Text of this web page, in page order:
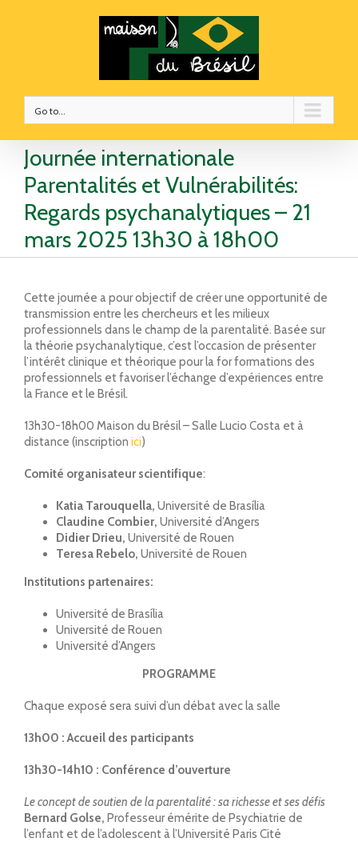
Go to...
Journée internationale
Parentalités et Vulnérabilités:
Regards psychanalytiques – 21
mars 2025 13h30 à 18h00
Cette journée a pour objectif de créer une opportunité de
transmission entre les chercheurs et les milieux
professionnels dans le champ de la parentalité. Basée sur
la théorie psychanalytique, c’est l’occasion de présenter
l’intérêt clinique et théorique pour la for formations des
professionnels et favoriser l’échange d’expériences entre
la France et le Brésil.
13h30-18h00 Maison du Brésil – Salle Lucio Costa et à
distance (inscription ici)
Comité organisateur scientifique:
Katia Tarouquella, Université de Brasília
Claudine Combier, Université d’Angers
Didier Drieu, Université de Rouen
Teresa Rebelo, Université de Rouen
Institutions partenaires:
Université de Brasília
Université de Rouen
Université d’Angers
PROGRAMME
Chaque exposé sera suivi d’un débat avec la salle
13h00 : Accueil des participants
13h30-14h10 : Conférence d’ouverture
Le concept de soutien de la parentalité : sa richesse et ses défis
Bernard Golse, Professeur émérite de Psychiatrie de
l’enfant et de l’adolescent à l’Université Paris Cité